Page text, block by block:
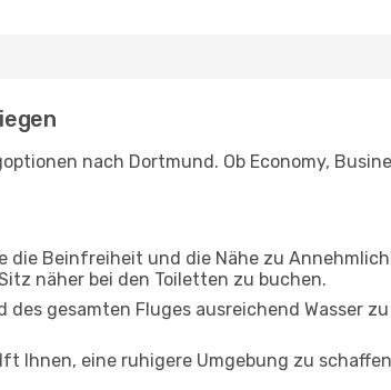
nach Dortmund. Ob Economy,
die Beinfreiheit und die Nähe zu
näher bei den Toiletten zu buchen.
des gesamten Fluges ausreichend Wasser
Ihnen, eine ruhigere Umgebung zu